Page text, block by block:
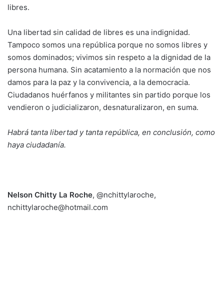
libres.
Una libertad sin calidad de libres es una indignidad.
Tampoco somos una república porque no somos libres y
somos dominados; vivimos sin respeto a la dignidad de la
persona humana. Sin acatamiento a la normación que nos
damos para la paz y la convivencia, a la democracia.
Ciudadanos huérfanos y militantes sin partido porque los
vendieron o judicializaron, desnaturalizaron, en suma.
Habrá tanta libertad y tanta república, en conclusión, como
haya ciudadanía.
Nelson Chitty La Roche, @nchittylaroche,
nchittylaroche@hotmail.com